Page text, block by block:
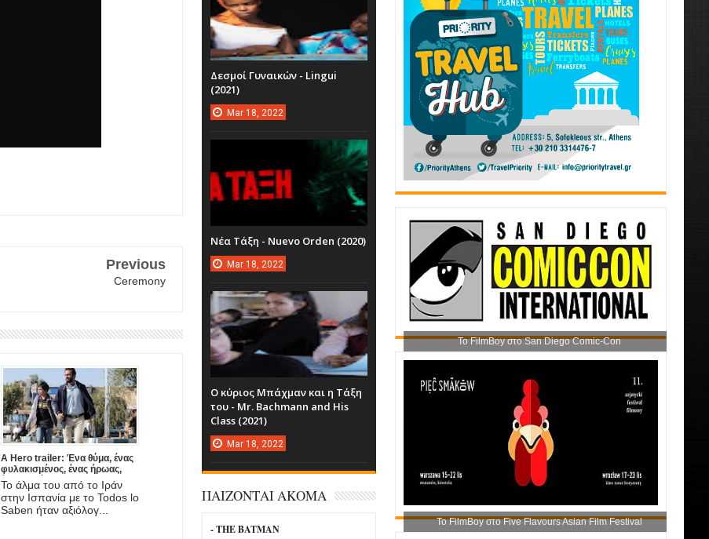
Previous
Ceremony
A Hero trailer: Ένα θύμα, ένας
φυλακισμένος, ένας ήρωας,
ένας πατέρας. Έρχεται στο
Amazon η νέα ταινία του
Asghar Farhadi!
Το άλμα του από το Ιράν
στην Ισπανία με το Todos lo
Saben ήταν αξιόλογ...
Το FilmBoy στο San Diego Comic-Con
Το FilmBoy στο Five Flavours Asian Film Festival
Δεσμοί Γυναικών - Lingui
(2021)
Mar 18, 2022
Νέα Τάξη - Nuevo Orden (2020)
Mar 18, 2022
Ο κύριος Μπάχμαν και η Τάξη
του - Mr. Bachmann and His
Class (2021)
Mar 18, 2022
ΠΑΙΖΟΝΤΑΙ ΑΚΟΜΑ
- THE BATMAN